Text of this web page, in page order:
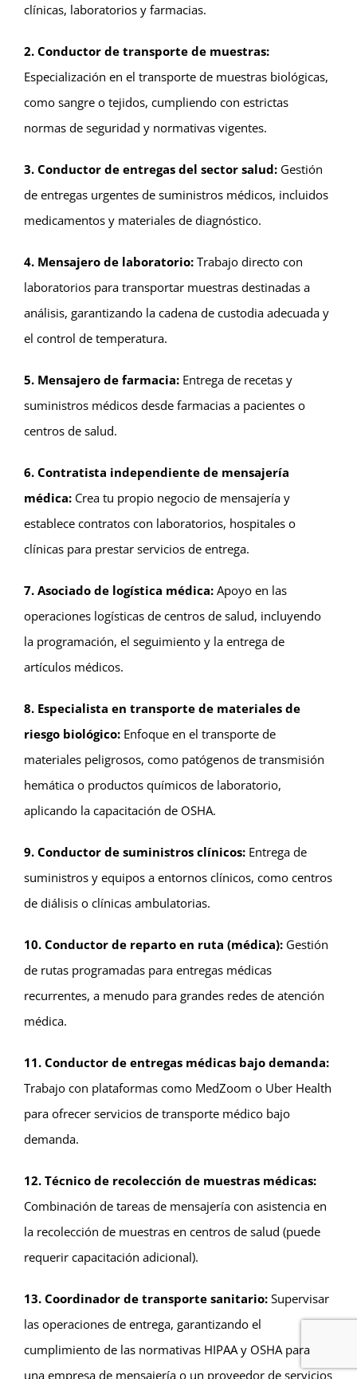
clínicas, laboratorios y farmacias.
2. Conductor de transporte de muestras:
Especialización en el transporte de muestras biológicas,
como sangre o tejidos, cumpliendo con estrictas
normas de seguridad y normativas vigentes.
3. Conductor de entregas del sector salud:Gestión
de entregas urgentes de suministros médicos, incluidos
medicamentos y materiales de diagnóstico.
4. Mensajero de laboratorio:Trabajo directo con
laboratorios para transportar muestras destinadas a
análisis, garantizando la cadena de custodia adecuada y
el control de temperatura.
5. Mensajero de farmacia:Entrega de recetas y
suministros médicos desde farmacias a pacientes o
centros de salud.
6. Contratista independiente de mensajería
médica:Crea tu propio negocio de mensajería y
establece contratos con laboratorios, hospitales o
clínicas para prestar servicios de entrega.
7. Asociado de logística médica:Apoyo en las
operaciones logísticas de centros de salud, incluyendo
la programación, el seguimiento y la entrega de
artículos médicos.
8. Especialista en transporte de materiales de
riesgo biológico:Enfoque en el transporte de
materiales peligrosos, como patógenos de transmisión
hemática o productos químicos de laboratorio,
aplicando la capacitación de OSHA.
9. Conductor de suministros clínicos:Entrega de
suministros y equipos a entornos clínicos, como centros
de diálisis o clínicas ambulatorias.
10. Conductor de reparto en ruta (médica):Gestión
de rutas programadas para entregas médicas
recurrentes, a menudo para grandes redes de atención
médica.
11. Conductor de entregas médicas bajo demanda:
Trabajo con plataformas como MedZoom o Uber Health
para ofrecer servicios de transporte médico bajo
demanda.
12. Técnico de recolección de muestras médicas:
Combinación de tareas de mensajería con asistencia en
la recolección de muestras en centros de salud (puede
requerir capacitación adicional).
13. Coordinador de transporte sanitario:Supervisar
las operaciones de entrega, garantizando el
cumplimiento de las normativas HIPAA y OSHA para
una empresa de mensajería o un proveedor de servicios